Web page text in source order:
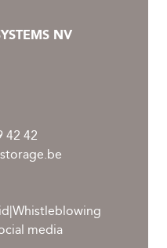
NV
42 42
|Whistleblowing
media